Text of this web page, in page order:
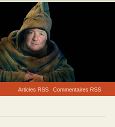
Articles RSS Commentaires RSS